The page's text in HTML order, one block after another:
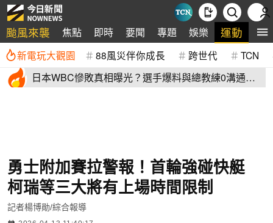
颱風來襲 焦點 即時 要聞 專題 娛樂 運動 全
新電玩大觀園 88風災伴你成長 跨世代 TCN
日本WBC慘敗真相曝光？選手爆料與總教練0溝通
勇士附加賽拉警報！首輪強碰快艇
柯瑞等三大將有上場時間限制
記者楊博勛/綜合報導